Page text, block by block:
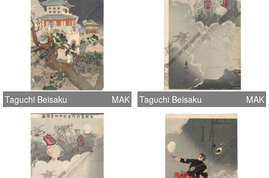
Taguchi Beisaku MAK Taguchi Beisaku MAK